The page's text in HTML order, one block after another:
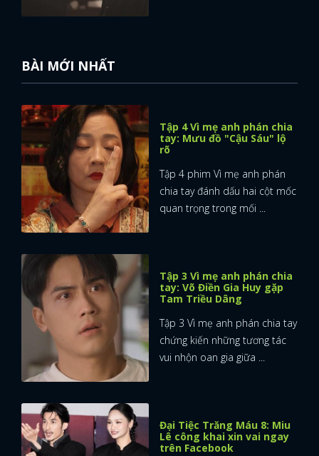
BÀI MỚI NHẤT
Tập 4 Vì mẹ anh phán chia
tay: Mưu đồ "Cậu Sáu" lộ
rõ
Tập 4 phim Vì mẹ anh phán
chia tay đánh dấu hai cột mốc
quan trọng trong mối ...
Tập 3 Vì mẹ anh phán chia
tay: Võ Điền Gia Huy gặp
Tam Triều Dâng
Tập 3 Vì mẹ anh phán chia tay
chứng kiến những tương tác
vui nhộn oan gia giữa ...
Đại Tiệc Trăng Máu 8: Miu
Lê công khai xin vai ngay
trên Facebook